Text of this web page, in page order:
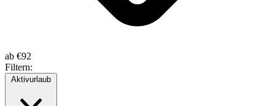
ab €92
Filtern:
Aktivurlaub